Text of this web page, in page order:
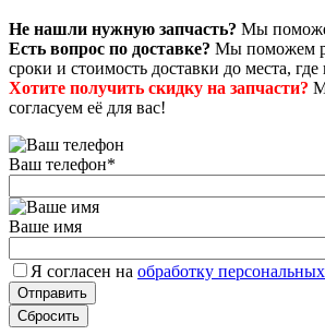
Не нашли нужную запчасть? Мы
Есть вопрос по доставке? Мы поможем
сроки и стоимость доставки до места,
Хотите получить скидку на запчасти?
согласуем её для вас!
Ваш телефон*
Ваше имя
Я согласен на обработку